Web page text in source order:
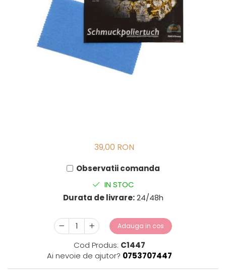
39,00 RON
Observatii comanda
IN STOC
Durata de livrare:24/48h
Adauga in cos
Cod Produs: C1447
Ai nevoie de ajutor? 0753707447